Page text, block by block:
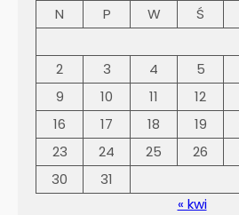
N
P W Ś
2
3 4 5
9
10 11 12
16
17 18 19
23
24 25 26
30
31
« kwi